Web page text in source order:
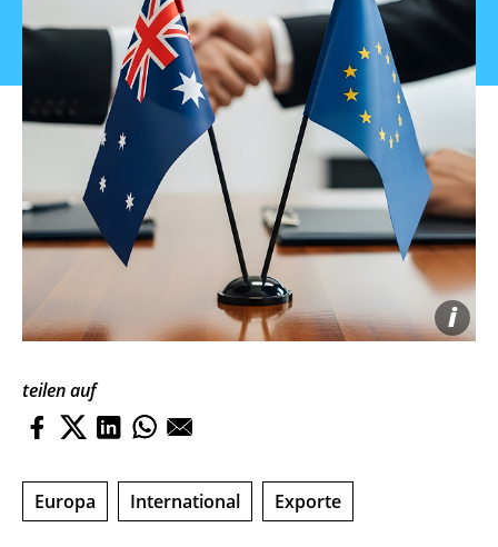
i
teilen auf
Europa International Exporte